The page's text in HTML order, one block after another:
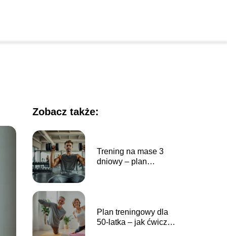
Zobacz także:
Trening na mase 3
dniowy – plan
Plan treningowy dla
50-latka – jak ćwiczyć